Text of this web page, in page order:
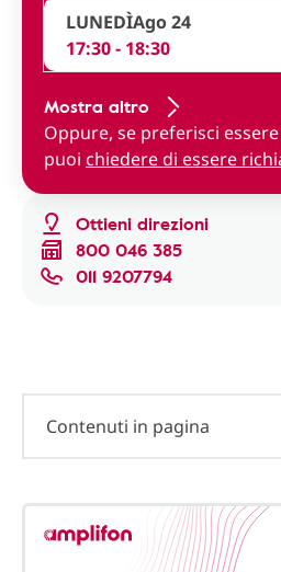
Ottieni direzioni
800 046 385
011 9207794
LUNEDÌAgo 24
17:30 - 18:30
Mostra altro
Oppure, se preferisci
puoi chiedere di essere
Contenuti in pagina